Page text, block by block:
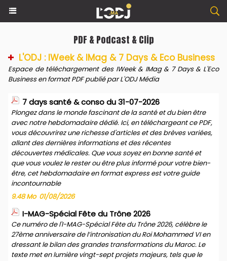
PDF & Podcast & Clip
L'ODJ : IWeek & IMag & 7 Days & Eco Business
Espace de téléchargement des IWeek & IMag & 7 Days & L'Eco
Business en format PDF publié par L'ODJ Média
7 days santé & conso du 31-07-2026
Plongez dans le monde fascinant de la santé et du bien être
avec notre hebdomadaire dédié. Ici, en téléchargeant ce PDF,
vous découvrirez une richesse d'articles et des brèves variées,
allant des dernières informations et des récentes
découvertes médicales. Que vous soyez en bonne santé et
que vous voulez le rester ou être plus informé pour votre bien-
être, cet hebdomadaire en format express est votre guide
incontournable
9.48 Mo 01/08/2026
I-MAG-Spécial Fête du Trône 2026
Ce numéro de l'I-MAG-Spécial Fête du Trône 2026, célèbre le
27ème anniversaire de l’intronisation du Roi Mohammed VI en
dressant le bilan des grandes transformations du Maroc. Le
texte met en lumière vingt-sept projets majeurs, tels que le